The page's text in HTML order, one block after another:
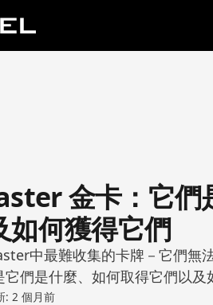
金卡：它們
如何獲得它們
中最難收集的卡牌－它們無
們是什麼、如何取得它們以及
: 2 個月前